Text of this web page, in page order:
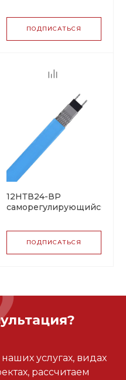
ПОДПИСАТЬСЯ
12НТВ24-ВР
саморегулирующийся
ПОДПИСАТЬСЯ
услугах, видах
рассчитаем